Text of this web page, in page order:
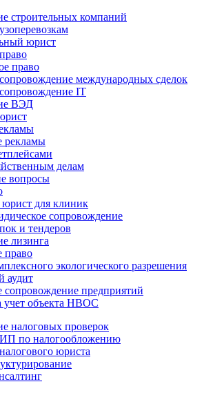
строительных компаний
юрист
право
международных сделок
IT
ВЭД
рекламы
делам
вопросы
для клиник
сопровождение
и тендеров
лизинга
право
экологического разрешения
аудит
сопровождение предприятий
учет объекта НВОС
налоговых проверок
ИП по налогообложению
юриста